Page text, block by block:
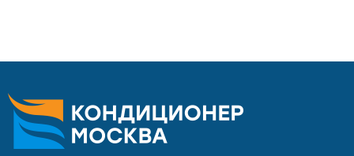
сплит-систем по Москве и Московской области.
5 лет.